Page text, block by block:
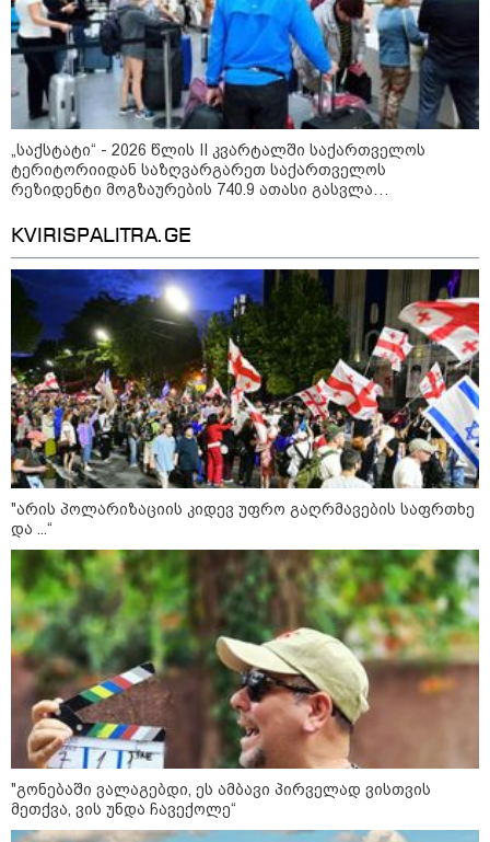
მსოფლიო
11:11 / 10-08-2026
ირანმა მოჯტაბა ხამენეის იშვიათი ვიდეო
გაავრცელა - რა ჩანს კადრებში
13:36 / 09-08-2026
24 წლის ფეხბურთელს თამაშის
დროს ელვამ დაარტყა,
დაშავდა 12 ადამიანი -
ვრცელდება ტრაგიკული
მომენტის ამსახველი კადრები
ტაილანდიდან
„საქსტატი“ - 2026 წლის II კვარტალში საქართველოს
ტერიტორიიდან საზღვარგარეთ საქართველოს
რეზიდენტი მოგზაურების 740.9 ათასი გასვლა
პერიოდის მაჩვენებელზე
KVIRISPALITRA.GE
"არის პოლარიზაციის კიდევ უფრო გაღრმავების საფრთხე
და ...“
"გონებაში ვალაგებდი, ეს ამბავი პირველად ვისთვის
მეთქვა, ვის უნდა ჩავექოლე“